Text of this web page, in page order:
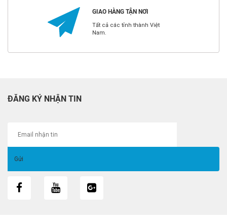
GIAO HÀNG TẬN NƠI
Tất cả các tỉnh thành Việt
Nam.
ĐĂNG KÝ NHẬN TIN